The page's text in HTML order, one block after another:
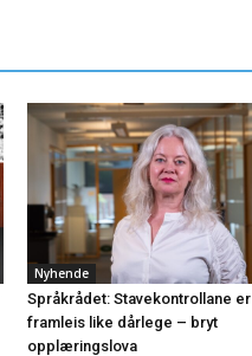
Nyhende
Språkrådet: Stavekontrollane er
framleis like dårlege – bryt
opplæringslova